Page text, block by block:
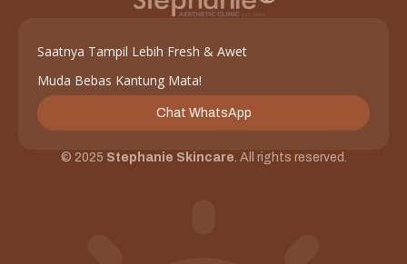
Saatnya Tampil Lebih Fresh & Awet
Muda Bebas Kantung Mata!
Chat WhatsApp
© 2025 Stephanie Skincare . All rights reserved.